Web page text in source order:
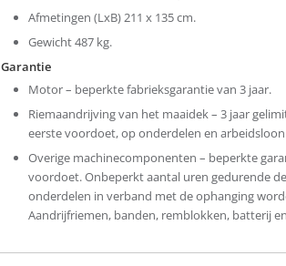
Afmetingen (LxB) 211 x 135 cm.
Gewicht 487 kg.
Garantie
Motor – beperkte fabrieksgarantie van 3 jaar.
Riemaandrijving van het maaidek – 3 jaar
eerste voordoet, op onderdelen en
Overige machinecomponenten – beperkte
voordoet. Onbeperkt aantal uren gedurende
onderdelen in verband met de ophanging
Aandrijfriemen, banden, remblokken, batterij